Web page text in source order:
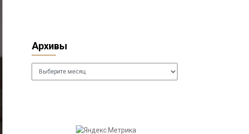
Архивы
Архивы